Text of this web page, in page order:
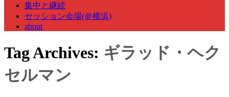
集中と継続
セッション会場(＠横浜)
about
Tag Archives: ギラッド・ヘク
セルマン